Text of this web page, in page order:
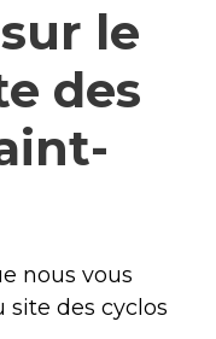
le
des
nous vous
site des cyclos